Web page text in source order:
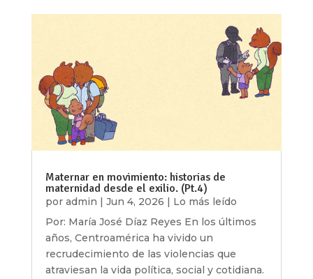
Maternar en movimiento: historias de
maternidad desde el exilio. (Pt.4)
por admin Jun 4, 2026
Lo más leído
Por: María José Díaz Reyes En los últimos
años, Centroamérica ha vivido un
recrudecimiento de las violencias que
atraviesan la vida política, social y cotidiana.